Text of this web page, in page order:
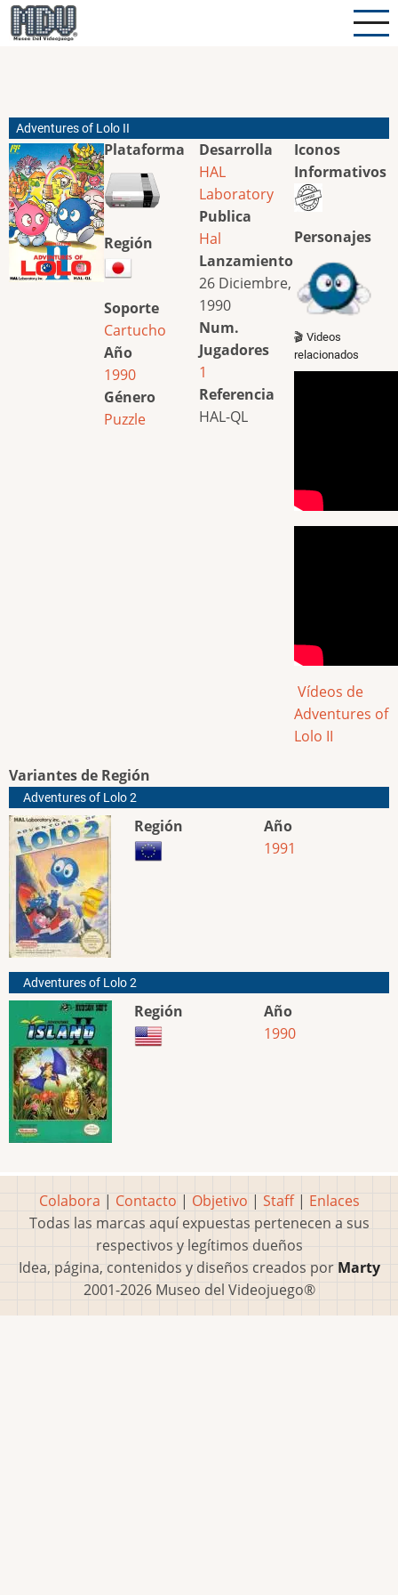
Pasar
al
Adventures of Lolo II
Plataforma
Región
Soporte
Cartucho
Año
1990
Género
Puzzle
Desarrolla
HAL
Laboratory
Publica
Hal
Lanzamiento
26 Diciembre,
1990
Num.
Jugadores
1
Referencia
HAL-QL
Iconos
Informativos
Personajes
🎬 Videos
relacionados
Vídeos de
Adventures of
Lolo II
Variantes de Región
Adventures of Lolo 2
Región
Año
1991
Adventures of Lolo 2
Región
Año
1990
Colabora | Contacto | Objetivo | Staff| Enlaces
Todas las marcas aquí expuestas pertenecen a sus
respectivos y legítimos dueños
Idea, página, contenidos y diseños creados por Marty
2001-2026 Museo del Videojuego®